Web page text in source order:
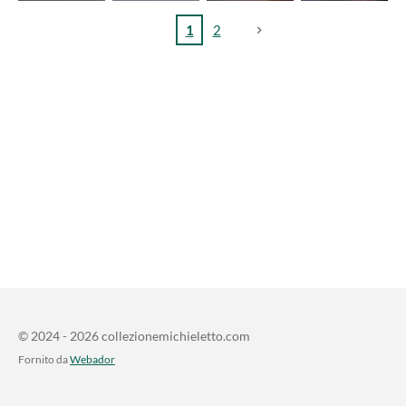
1 2
© 2024 - 2026 collezionemichieletto.com
Fornito daWebador